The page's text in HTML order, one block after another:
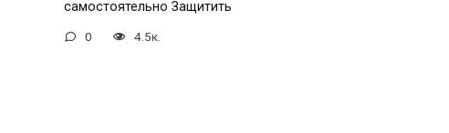
самостоятельно Защитить
0 4.5к.